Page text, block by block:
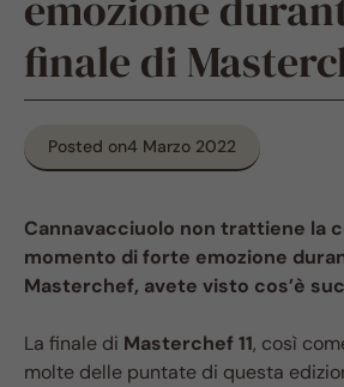
finale di
Posted on4 Marzo 2022
Cannavacciuolo non trattiene la
momento di forte emozione
Masterchef, avete visto cos’è
La finale di Masterchef 11, così
molte delle puntate di questa